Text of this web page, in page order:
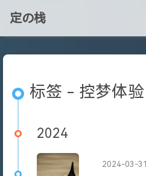
定の栈
标签 - 控梦体验
2024
2024-03-31